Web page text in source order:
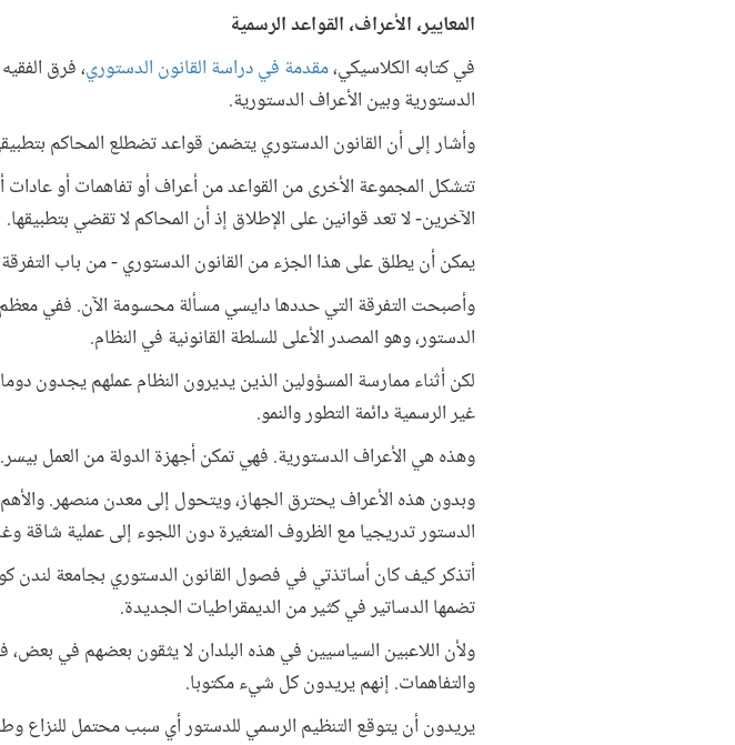
المعايير، الأعراف، القواعد الرسمية
في كتابه الكلاسيكي،مقدمة في دراسة القانون الدستوري، فرق
الدستورية وبين الأعراف الدستورية.
وأشار إلى أن القانون الدستوري يتضمن قواعد تضطلع المحاكم
تتشكل المجموعة الأخرى من القواعد من أعراف أو تفاهمات أو
الآخرين- لا تعد قوانين على الإطلاق إذ أن المحاكم لا تقضي بتطبيقها.
يمكن أن يطلق على هذا الجزء من القانون الدستوري - من باب
وأصبحت التفرقة التي حددها دايسي مسألة محسومة الآن. ففي
الدستور، وهو المصدر الأعلى للسلطة القانونية في النظام.
لكن أثناء ممارسة المسؤولين الذين يديرون النظام عملهم يجدون
غير الرسمية دائمة التطور والنمو.
وهذه هي الأعراف الدستورية. فهي تمكن أجهزة الدولة من العمل
وبدون هذه الأعراف يحترق الجهاز، ويتحول إلى معدن منصهر. والأهم
الدستور تدريجيا مع الظروف المتغيرة دون اللجوء إلى عملية شاقة
أتذكر كيف كان أساتذتي في فصول القانون الدستوري بجامعة لندن
تضمها الدساتير في كثير من الديمقراطيات الجديدة.
ولأن اللاعبين السياسيين في هذه البلدان لا يثقون بعضهم في بعض،
والتفاهمات. إنهم يريدون كل شيء مكتوبا.
يريدون أن يتوقع التنظيم الرسمي للدستور أي سبب محتمل للنزاع